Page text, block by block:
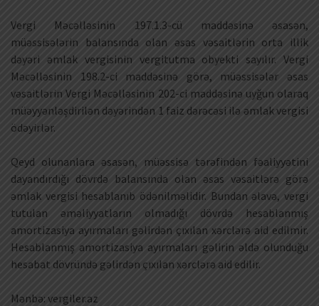
Vergi Məcəlləsinin 197.1.3-cü maddəsinə əsasən,
müəssisələrin balansında olan əsas vəsaitlərin orta illik
dəyəri əmlak vergisinin vergitutma obyekti sayılır. Vergi
Məcəlləsinin 198.2-ci maddəsinə görə, müəssisələr əsas
vəsaitlərin Vergi Məcəlləsinin 202-ci maddəsinə uyğun olaraq
müəyyənləşdirilən dəyərindən 1 faiz dərəcəsi ilə əmlak vergisi
ödəyirlər.
Qeyd olunanlara əsasən, müəssisə tərəfindən fəaliyyətini
dayandırdığı dövrdə balansında olan əsas vəsaitlərə görə
əmlak vergisi hesablanıb ödənilməlidir. Bundan əlavə, vergi
tutulan əməliyyatların olmadığı dövrdə hesablanmış
amortizasiya ayırmaları gəlirdən çıxılan xərclərə aid edilmir.
Hesablanmış amortizasiya ayırmaları gəlirin əldə olunduğu
hesabat dövründə gəlirdən çıxılan xərclərə aid edilir.
Mənbə: vergiler.az